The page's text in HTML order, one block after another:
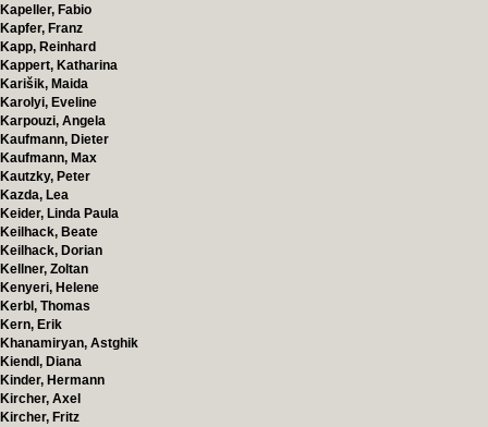
Kapeller, Fabio
Kapfer, Franz
Kapp, Reinhard
Kappert, Katharina
Karišik, Maida
Karolyi, Eveline
Karpouzi, Angela
Kaufmann, Dieter
Kaufmann, Max
Kautzky, Peter
Kazda, Lea
Keider, Linda Paula
Keilhack, Beate
Keilhack, Dorian
Kellner, Zoltan
Kenyeri, Helene
Kerbl, Thomas
Kern, Erik
Khanamiryan, Astghik
Kiendl, Diana
Kinder, Hermann
Kircher, Axel
Kircher, Fritz